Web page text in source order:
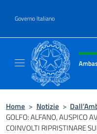
Governo Italiano
Intestazione
Home > Notizie >
GOLFO: ALFANO, AUSPICO
COINVOLTI RIPRISTINARE